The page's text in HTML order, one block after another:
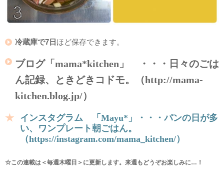
冷蔵庫で7日 ほど保存できます。
ブログ「mama*kitchen」 ・・・日々のごは
ん記録、ときどきコドモ。（http://mama-
kitchen.blog.jp/）
インスタグラム 「Mayu*」・・・パンの日が多
い、ワンプレート朝ごはん。
（https://instagram.com/mama_kitchen/）
☆この連載は＜毎週木曜日＞に更新します。来週もどうぞお楽しみに…！